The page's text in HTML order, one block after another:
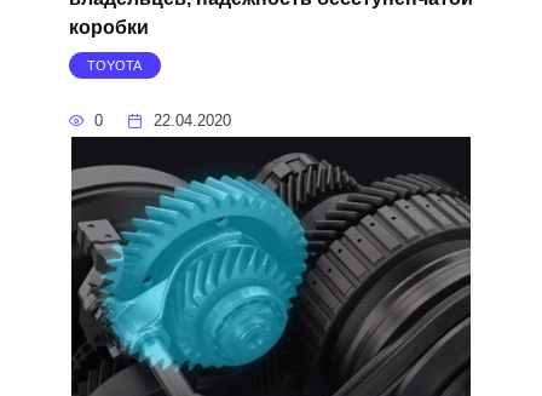
коробки
TOYOTA
0 22.04.2020